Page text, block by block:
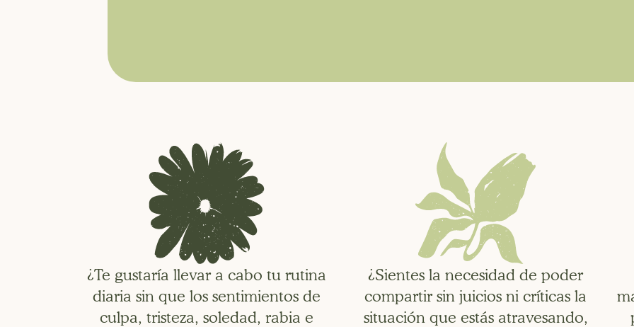
¿Te gustaría llevar a cabo tu rutina
diaria sin que los sentimientos de
culpa, tristeza, soledad, rabia e
¿Sientes la necesidad de poder
compartir sin juicios ni críticas la
situación que estás atravesando,